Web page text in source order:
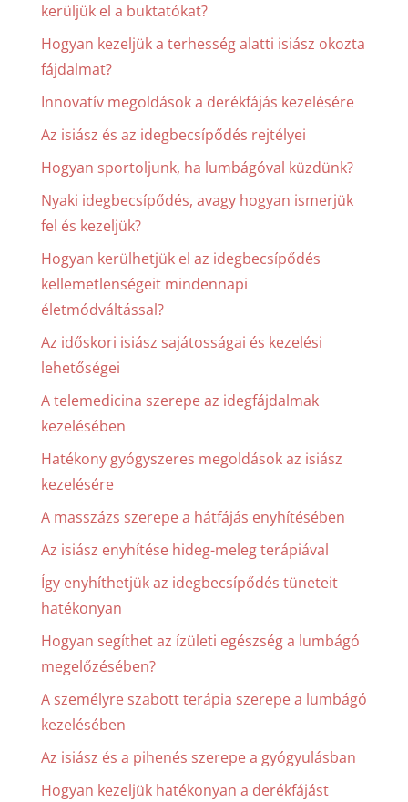
kerüljük el a buktatókat?
Hogyan kezeljük a terhesség alatti isiász okozta
fájdalmat?
Innovatív megoldások a derékfájás kezelésére
Az isiász és az idegbecsípődés rejtélyei
Hogyan sportoljunk, ha lumbágóval küzdünk?
Nyaki idegbecsípődés, avagy hogyan ismerjük
fel és kezeljük?
Hogyan kerülhetjük el az idegbecsípődés
kellemetlenségeit mindennapi
életmódváltással?
Az időskori isiász sajátosságai és kezelési
lehetőségei
A telemedicina szerepe az idegfájdalmak
kezelésében
Hatékony gyógyszeres megoldások az isiász
kezelésére
A masszázs szerepe a hátfájás enyhítésében
Az isiász enyhítése hideg-meleg terápiával
Így enyhíthetjük az idegbecsípődés tüneteit
hatékonyan
Hogyan segíthet az ízületi egészség a lumbágó
megelőzésében?
A személyre szabott terápia szerepe a lumbágó
kezelésében
Az isiász és a pihenés szerepe a gyógyulásban
Hogyan kezeljük hatékonyan a derékfájást